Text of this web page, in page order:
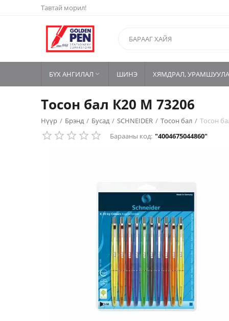
Тавтай морил!
БҮХ АНГИЛАЛ  ШИНЭ ХЯМДРАЛ,
Тосон бал К20 M 73206
Нүүр / Брэнд / Бусад / SCHNEIDER / Тосон бал / Тосон
Барааны код: "4004675044860"